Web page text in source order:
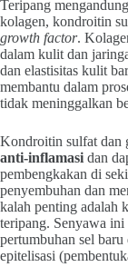
Teripang
kolagen, kondroitin
growth factor.
dalam kulit dan
dan elastisitas kulit
membantu dalam
tidak meninggalkan
Kondroitin sulfat dan
anti-inflamasi dan
pembengkakan di
penyembuhan dan
kalah penting adalah
teripang. Senyawa ini
pertumbuhan sel
epitelisasi